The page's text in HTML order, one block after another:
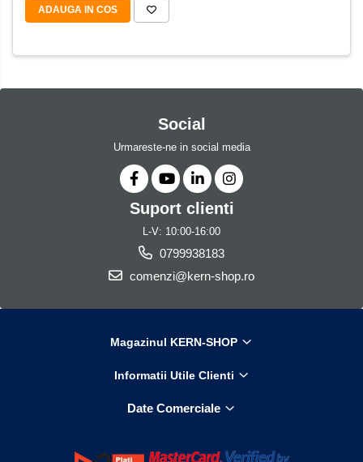
ADAUGA IN COS
Social
Urmareste-ne in social media
Suport clienti
L-V: 10:00-16:00
0799938183
comenzi@kern-shop.ro
Magazinul KERN-SHOP
Informatii Utile Clienti
Date Comerciale